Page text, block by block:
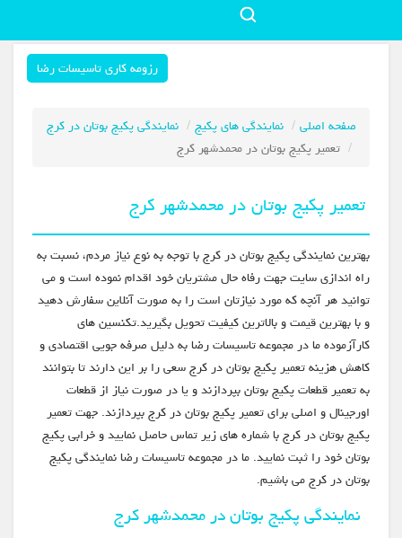
رزومه کاری تاسیسات رضا
صفحه اصلی نمایندگی های پکیج
نمایندگی پکیج بوتان در کرج
تعمیر پکیج بوتان در محمدشهر کرج
تعمیر پکیج بوتان در محمدشهر کرج
بهترین نمایندگی پکیج بوتان در کرج با توجه به نوع نیاز مردم، نسبت به
راه اندازی سایت جهت رفاه حال مشتریان خود اقدام نموده است و می
توانید هر آنچه که مورد نیازتان است را به صورت آنلاین سفارش دهید
و با بهترین قیمت و بالاترین کیفیت تحویل بگیرید.تکنسین های
کارآزموده ما در مجموعه تاسیسات رضا به دلیل صرفه جویی اقتصادی و
کاهش هزینه تعمیر پکیج بوتان در کرج سعی را بر این دارند تا بتوانند
به تعمیر قطعات پکیج بوتان بپردازند و یا در صورت نیاز از قطعات
اورجینال و اصلی برای تعمیر پکیج بوتان در کرج بپردازند. جهت تعمیر
پکیج بوتان در کرج با شماره های زیر تماس حاصل نمایید و خرابی پکیج
بوتان خود را ثبت نمایید. ما در مجموعه تاسیسات رضا نمایندگی پکیج
بوتان در کرج می باشیم.
نمایندگی پکیج بوتان در محمدشهر کرج